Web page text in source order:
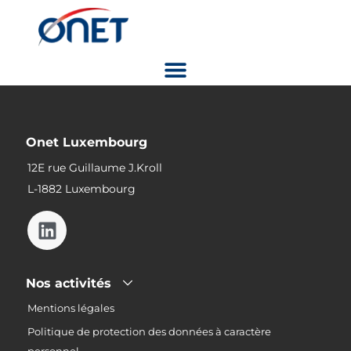
Onet Luxembourg
12E rue Guillaume J.Kroll
L-1882 Luxembourg
Nos activités
Mentions légales
Politique de protection des données à caractère